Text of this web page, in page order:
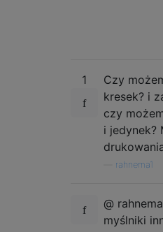
**  ****
**
--------
**  ****
1
Czy
kresek? i
czy
i jedynek?
rahnema1
@
myślniki